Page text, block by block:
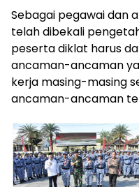
Sebagai pegawai dan
telah dibekali
peserta diklat harus
ancaman-ancaman
kerja masing-masing
ancaman-ancaman